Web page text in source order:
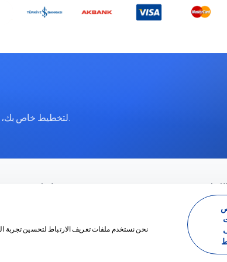
تواصل معنا عبر WhatsApp لتخطيط خاص بك، نحن هنا على مدار الساعة.
معلومات
نحن نستخدم ملفات تعريف الارتباط لتحسين تجربة